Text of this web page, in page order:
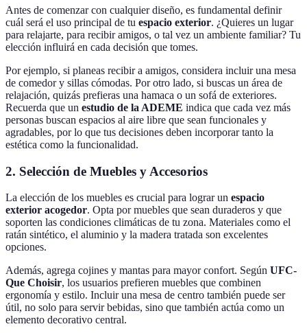
Antes de comenzar con cualquier diseño, es fundamental definir
cuál será el uso principal de tu espacio exterior. ¿Quieres un lugar
para relajarte, para recibir amigos, o tal vez un ambiente familiar? Tu
elección influirá en cada decisión que tomes.
Por ejemplo, si planeas recibir a amigos, considera incluir una mesa
de comedor y sillas cómodas. Por otro lado, si buscas un área de
relajación, quizás prefieras una hamaca o un sofá de exteriores.
Recuerda que un estudio de la ADEME indica que cada vez más
personas buscan espacios al aire libre que sean funcionales y
agradables, por lo que tus decisiones deben incorporar tanto la
estética como la funcionalidad.
2. Selección de Muebles y Accesorios
La elección de los muebles es crucial para lograr un espacio
exterior acogedor. Opta por muebles que sean duraderos y que
soporten las condiciones climáticas de tu zona. Materiales como el
ratán sintético, el aluminio y la madera tratada son excelentes
opciones.
Además, agrega cojines y mantas para mayor confort. Según UFC-
Que Choisir, los usuarios prefieren muebles que combinen
ergonomía y estilo. Incluir una mesa de centro también puede ser
útil, no solo para servir bebidas, sino que también actúa como un
elemento decorativo central.